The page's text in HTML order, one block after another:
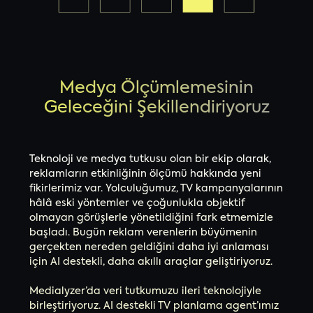
Medya Ölçümlemesinin
Geleceğini Şekillendiriyoruz
Teknoloji ve medya tutkusu olan bir ekip olarak,
reklamların etkinliğinin ölçümü hakkında yeni
fikirlerimiz var. Yolculuğumuz, TV kampanyalarının
hâlâ eski yöntemler ve çoğunlukla objektif
olmayan görüşlerle yönetildiğini fark etmemizle
başladı. Bugün reklam verenlerin büyümenin
gerçekten nereden geldiğini daha iyi anlaması
için AI destekli, daha akıllı araçlar geliştiriyoruz.
Medialyzer’da veri tutkumuzu ileri teknolojiyle
birleştiriyoruz. AI destekli TV planlama agent’ımız